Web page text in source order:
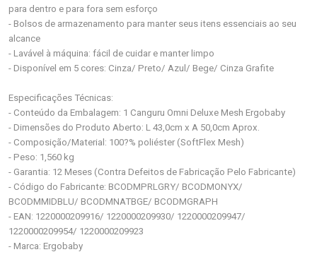
para dentro e para fora sem esforço
- Bolsos de armazenamento para manter seus itens essenciais ao seu
alcance
- Lavável à máquina: fácil de cuidar e manter limpo
- Disponível em 5 cores: Cinza/ Preto/ Azul/ Bege/ Cinza Grafite
Especificações Técnicas:
- Conteúdo da Embalagem: 1 Canguru Omni Deluxe Mesh Ergobaby
- Dimensões do Produto Aberto: L 43,0cm x A 50,0cm Aprox.
- Composição/Material: 100?% poliéster (SoftFlex Mesh)
- Peso: 1,560 kg
- Garantia: 12 Meses (Contra Defeitos de Fabricação Pelo Fabricante)
- Código do Fabricante: BCODMPRLGRY/ BCODMONYX/
BCODMMIDBLU/ BCODMNATBGE/ BCODMGRAPH
- EAN: 1220000209916/ 1220000209930/ 1220000209947/
1220000209954/ 1220000209923
- Marca: Ergobaby